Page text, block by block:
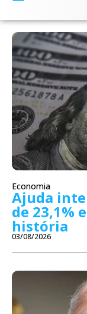
Economia
Ajuda
de 23,1%
história
03/08/2026